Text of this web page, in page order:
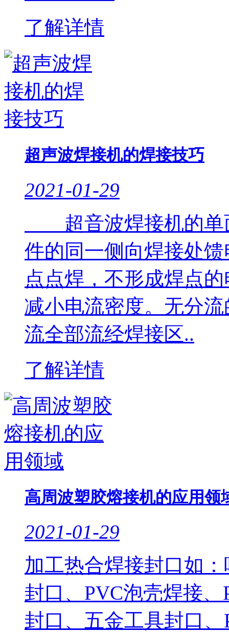
了解详情
超声波焊接机的焊接技巧
2021-01-29
超音波焊接机的单
件的同一侧向焊接处
点点焊，不形成焊点
减小电流密度。无分
流全部流经焊接区..
了解详情
高周波塑胶熔接机的应用领
2021-01-29
加工热合焊接封口如
封口、PVC泡壳焊接
封口、五金工具封口